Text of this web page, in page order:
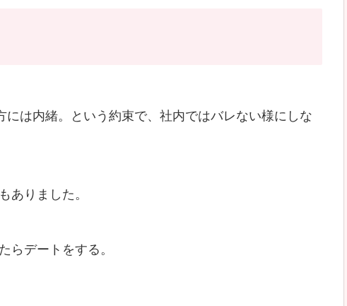
は内緒。という約束で、社内ではバレない様にしな
ありました。
らデートをする。